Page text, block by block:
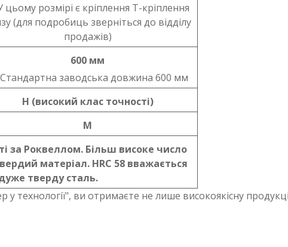
розмірі є кріплення T-кріплення
(для подробиць зверніться до відділу
продажів)
600 мм
заводська довжина 600 мм
Н (високий клас точності)
M
за Роквеллом. Більш високе число
матеріал. HRC 58 вважається
тверду сталь.
у технології", ви отримаєте не лише високоякісну